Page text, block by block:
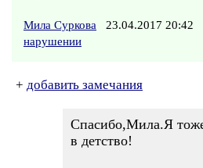
Мила Суркова 23.04.2017 20:42
нарушении
+ добавить замечания
Спасибо,Мила.Я
в детство!